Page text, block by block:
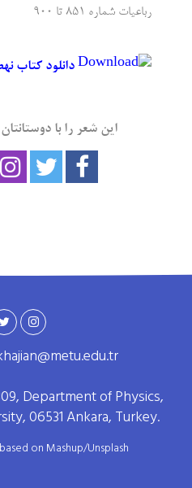
رباعیات شماره ۸۵۱ تا ۹۰۰
دانلود کتاب
این شعر را با
Department of Physics,
06531 Ankara, Turkey.
on Mashup/Unsplash